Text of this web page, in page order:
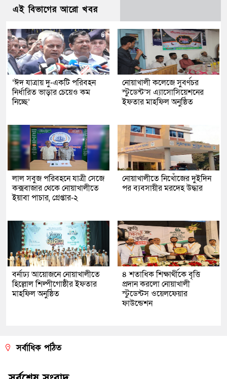
এই বিভাগের আরো খবর
‘ঈদ যাত্রায় দু-একটি পরিবহন
নির্ধারিত ভাড়ার চেয়েও কম
নিচ্ছে’
নোয়াখালী কলেজে সুবর্ণচর
স্টুডেন্ট’স এ্যাসোসিয়েশনের
ইফতার মাহফিল অনুষ্ঠিত
লাল সবুজ পরিবহনে যাত্রী সেজে
কক্সবাজার থেকে নোয়াখালীতে
ইয়াবা পাচার, গ্রেপ্তার-২
নোয়াখালীতে নিখোঁজের দুইদিন
পর ব্যবসায়ীর মরদেহ উদ্ধার
বর্নাঢ্য আয়োজনে নোয়াখালীতে
হিল্লোল শিল্পীগোষ্ঠীর ইফতার
মাহফিল অনুষ্ঠিত
৪ শতাধিক শিক্ষার্থীকে বৃত্তি
প্রদান করলো নোয়াখালী
স্টুডেন্টস ওয়েলফেয়ার
ফাউন্ডেশন
সর্বাধিক পঠিত